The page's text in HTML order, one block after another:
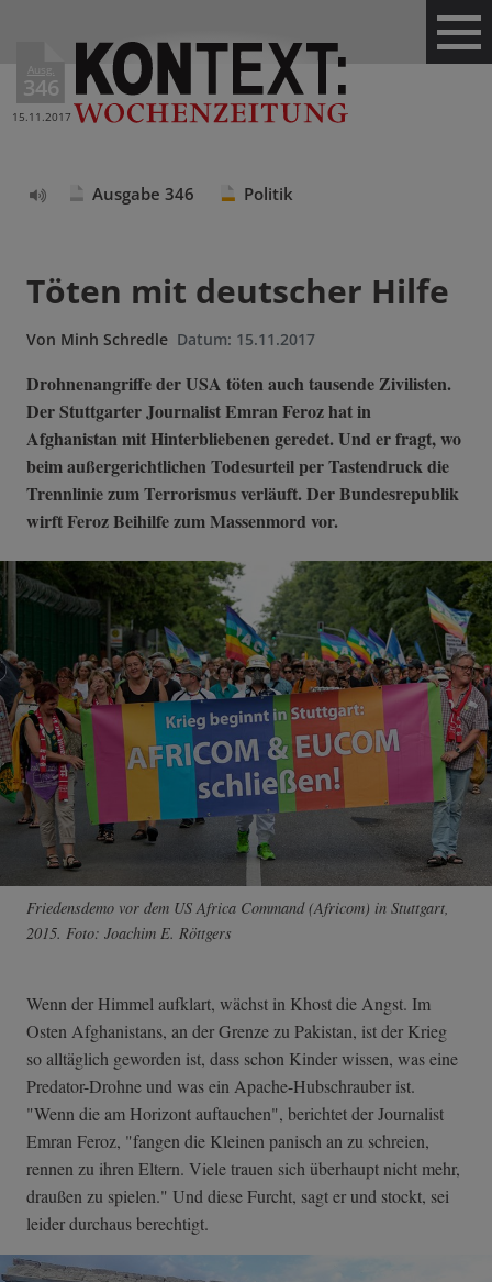
Ausg.
346
15.11.2017
Ausgabe 346 Politik
Töten mit deutscher Hilfe
Von Minh Schredle Datum: 15.11.2017
Drohnenangriffe der USA töten auch tausende Zivilisten.
Der Stuttgarter Journalist Emran Feroz hat in
Afghanistan mit Hinterbliebenen geredet. Und er fragt, wo
beim außergerichtlichen Todesurteil per Tastendruck die
Trennlinie zum Terrorismus verläuft. Der Bundesrepublik
wirft Feroz Beihilfe zum Massenmord vor.
Friedensdemo vor dem US Africa Command (Africom) in Stuttgart,
2015. Foto: Joachim E. Röttgers
Wenn der Himmel aufklart, wächst in Khost die Angst. Im
Osten Afghanistans, an der Grenze zu Pakistan, ist der Krieg
so alltäglich geworden ist, dass schon Kinder wissen, was eine
Predator-Drohne und was ein Apache-Hubschrauber ist.
"Wenn die am Horizont auftauchen", berichtet der Journalist
Emran Feroz, "fangen die Kleinen panisch an zu schreien,
rennen zu ihren Eltern. Viele trauen sich überhaupt nicht mehr,
draußen zu spielen." Und diese Furcht, sagt er und stockt, sei
leider durchaus berechtigt.